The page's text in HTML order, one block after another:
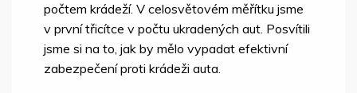
počtem krádeží. V celosvětovém měřítku jsme
v první třicítce v počtu ukradených aut. Posvítili
jsme si na to, jak by mělo vypadat efektivní
zabezpečení proti krádeži auta.